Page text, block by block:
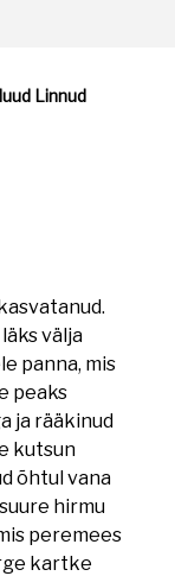
Linnud
välja
panna, mis
peaks
ja rääkinud
kutsun
õhtul vana
hirmu
peremees
kartke